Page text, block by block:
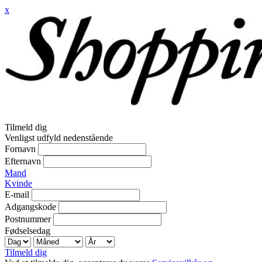
x
Tilmeld dig
Venligst udfyld nedenstående
Fornavn
Efternavn
Mand
Kvinde
E-mail
Adgangskode
Postnummer
Fødselsedag
Tilmeld dig